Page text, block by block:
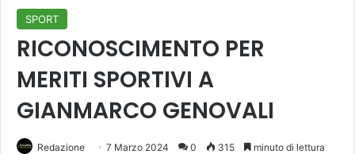
SPORT
RICONOSCIMENTO PER
MERITI SPORTIVI A
GIANMARCO GENOVALI
Redazione 7 Marzo 2024 0 315 minuto di lettura